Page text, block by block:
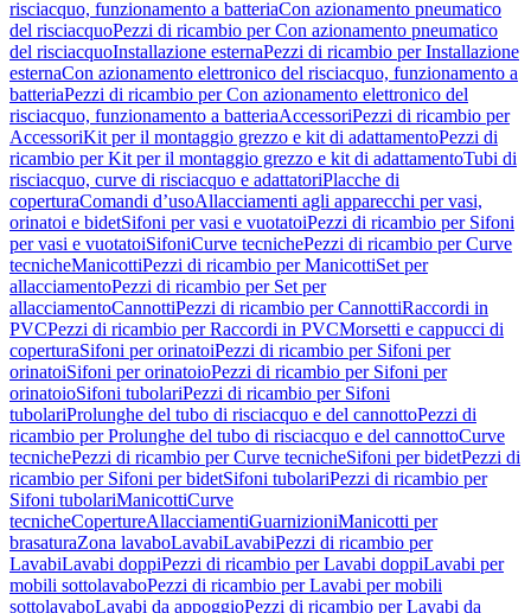
risciacquo, funzionamento a batteriaCon azionamento pneumatico
del risciacquoPezzi di ricambio per Con azionamento pneumatico
del risciacquoInstallazione esternaPezzi di ricambio per Installazione
esternaCon azionamento elettronico del risciacquo, funzionamento a
batteriaPezzi di ricambio per Con azionamento elettronico del
risciacquo, funzionamento a batteriaAccessoriPezzi di ricambio per
AccessoriKit per il montaggio grezzo e kit di adattamentoPezzi di
ricambio per Kit per il montaggio grezzo e kit di adattamentoTubi di
risciacquo, curve di risciacquo e adattatoriPlacche di
coperturaComandi d’usoAllacciamenti agli apparecchi per vasi,
orinatoi e bidetSifoni per vasi e vuotatoiPezzi di ricambio per Sifoni
per vasi e vuotatoiSifoniCurve tecnichePezzi di ricambio per Curve
tecnicheManicottiPezzi di ricambio per ManicottiSet per
allacciamentoPezzi di ricambio per Set per
allacciamentoCannottiPezzi di ricambio per CannottiRaccordi in
PVCPezzi di ricambio per Raccordi in PVCMorsetti e cappucci di
coperturaSifoni per orinatoiPezzi di ricambio per Sifoni per
orinatoiSifoni per orinatoioPezzi di ricambio per Sifoni per
orinatoioSifoni tubolariPezzi di ricambio per Sifoni
tubolariProlunghe del tubo di risciacquo e del cannottoPezzi di
ricambio per Prolunghe del tubo di risciacquo e del cannottoCurve
tecnichePezzi di ricambio per Curve tecnicheSifoni per bidetPezzi di
ricambio per Sifoni per bidetSifoni tubolariPezzi di ricambio per
Sifoni tubolariManicottiCurve
tecnicheCopertureAllacciamentiGuarnizioniManicotti per
brasaturaZona lavaboLavabiLavabiPezzi di ricambio per
LavabiLavabi doppiPezzi di ricambio per Lavabi doppiLavabi per
mobili sottolavaboPezzi di ricambio per Lavabi per mobili
sottolavaboLavabi da appoggioPezzi di ricambio per Lavabi da